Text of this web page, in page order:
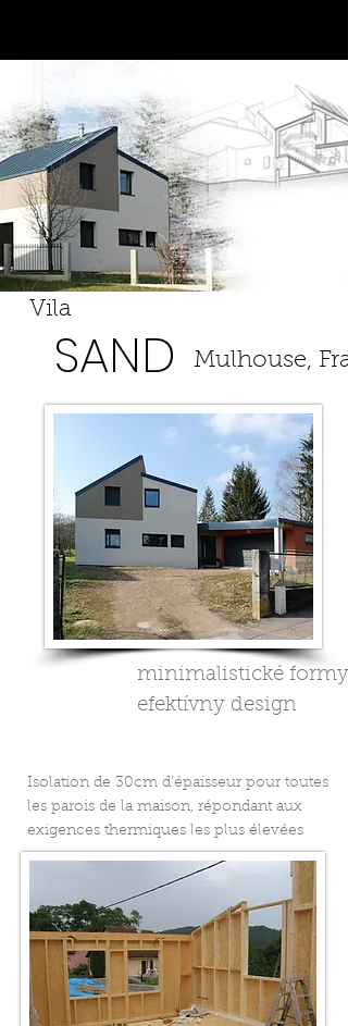
SAND Mulhouse,
Vila
minimalistické formy,
efektívny design
Isolation de 30cm d'épaisseur pour toutes
les parois de la maison, répondant aux
exigences thermiques les plus élevées